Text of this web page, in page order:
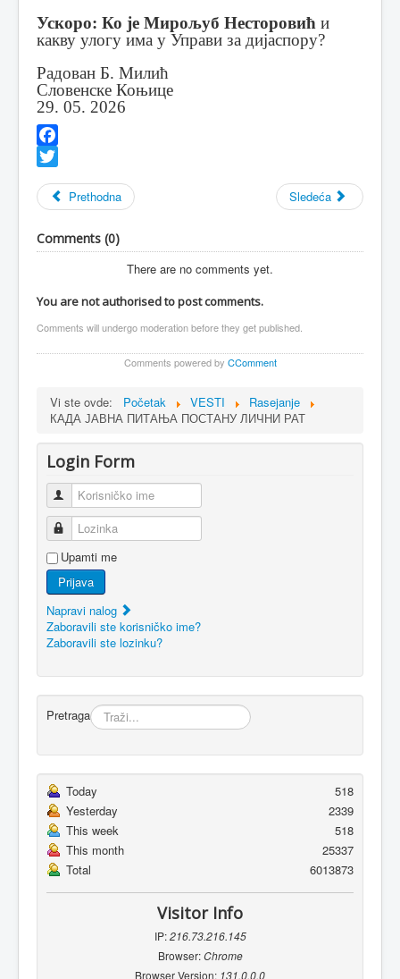
Ускоро: Ко је Мирољуб Несторовић и
какву улогу има у Управи за дијаспору?
Радован Б. Милић
Словенске Коњице
29. 05. 2026
Facebook
Prethodna
Sledeća
Comments (0)
There are no comments yet.
You are not authorised to post comments.
Comments will undergo moderation before they get published.
Comments powered by CComment
Vi ste ovde: Početak VESTI
Rasejanje
КАДА ЈАВНА ПИТАЊА ПОСТАНУ ЛИЧНИ РАТ
Login Form
Korisničko ime
Lozinka
Upamti me
Prijava
Napravi nalog
Zaboravili ste korisničko ime?
Zaboravili ste lozinku?
Pretraga
Today
518
Yesterday
2339
This week
518
This month
25337
Total
6013873
Visitor Info
IP:216.73.216.145
Browser:Chrome
Browser Version: 131.0.0.0